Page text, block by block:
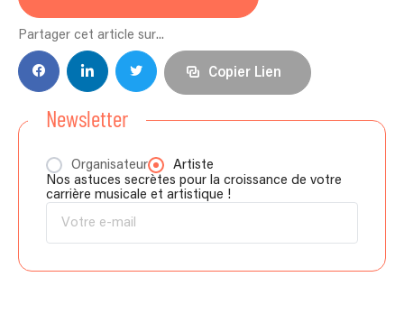
Partager cet article sur...
Copier Lien
Newsletter
Organisateur
Artiste
Nos astuces secrètes pour la croissance de votre
carrière musicale et artistique !